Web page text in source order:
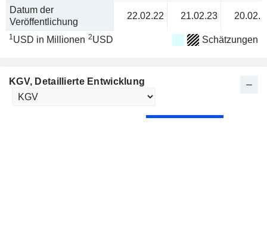
Datum der
Veröffentlichung
22.02.22 21.02.23
1USD in Millionen 2USD Schätzungen
KGV, Detaillierte Entwicklung